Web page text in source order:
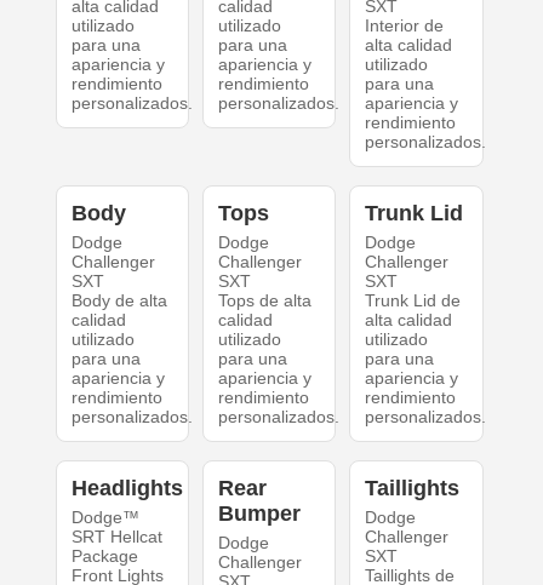
alta calidad
utilizado
para una
apariencia y
rendimiento
personalizados.
calidad
utilizado
para una
apariencia y
rendimiento
personalizados.
SXT
Interior de
alta calidad
utilizado
para una
apariencia y
rendimiento
personalizados.
Body
Dodge
Challenger
SXT
Body de alta
calidad
utilizado
para una
apariencia y
rendimiento
personalizados.
Tops
Dodge
Challenger
SXT
Tops de alta
calidad
utilizado
para una
apariencia y
rendimiento
personalizados.
Trunk Lid
Dodge
Challenger
SXT
Trunk Lid de
alta calidad
utilizado
para una
apariencia y
rendimiento
personalizados.
Headlights
Dodge™
SRT Hellcat
Package
Front Lights
Rear
Bumper
Dodge
Challenger
Taillights
Dodge
Challenger
SXT
Taillights de